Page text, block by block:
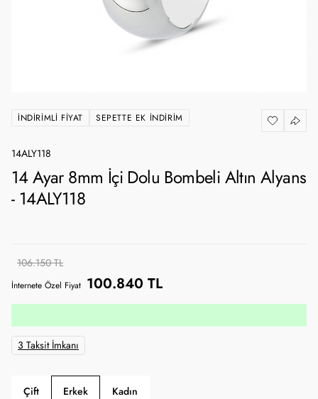
İNDIRIMLI FIYAT SEPETTE EK İNDIRIM
14ALY118
14 Ayar 8mm İçi Dolu Bombeli Altın Alyans
- 14ALY118
106.150 TL
İnternete Özel Fiyat 100.840 TL
3 Taksit İmkanı
Çift Erkek Kadın